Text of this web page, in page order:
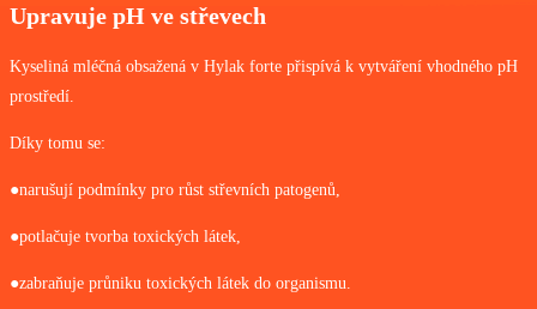
Upravuje pH ve střevech
Kyseliná mléčná obsažená v Hylak forte přispívá k vytváření vhodného pH
prostředí.
Díky tomu se:
●narušují podmínky pro růst střevních patogenů,
●potlačuje tvorba toxických látek,
●zabraňuje průniku toxických látek do organismu.